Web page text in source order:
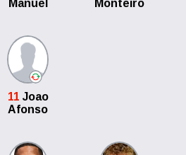
Manuel
Monteiro
11 Joao
Afonso